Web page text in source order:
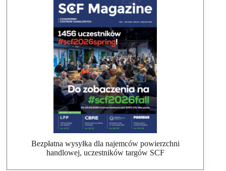
Bezpłatna wysyłka dla najemców powierzchni
handlowej, uczestników targów SCF